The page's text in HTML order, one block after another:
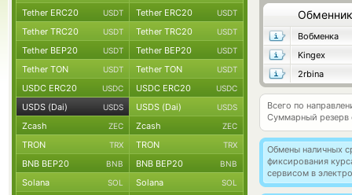
Обменник
Вобменка
Kingex
2rbina
Всего по
Суммарный резерв
Обмены наличных
фиксирования
сервисом в
Tether ERC20 USDT Tether ERC20 USDT
Tether TRC20 USDT Tether TRC20 USDT
Tether BEP20 USDT Tether BEP20 USDT
Tether TON USDT Tether TON USDT
USDC ERC20 USDC USDC ERC20 USDC
USDS (Dai) USDS USDS (Dai) USDS
Zcash ZEC Zcash ZEC
TRON TRX TRON TRX
BNB BEP20 BNB BNB BEP20 BNB
Solana SOL Solana SOL